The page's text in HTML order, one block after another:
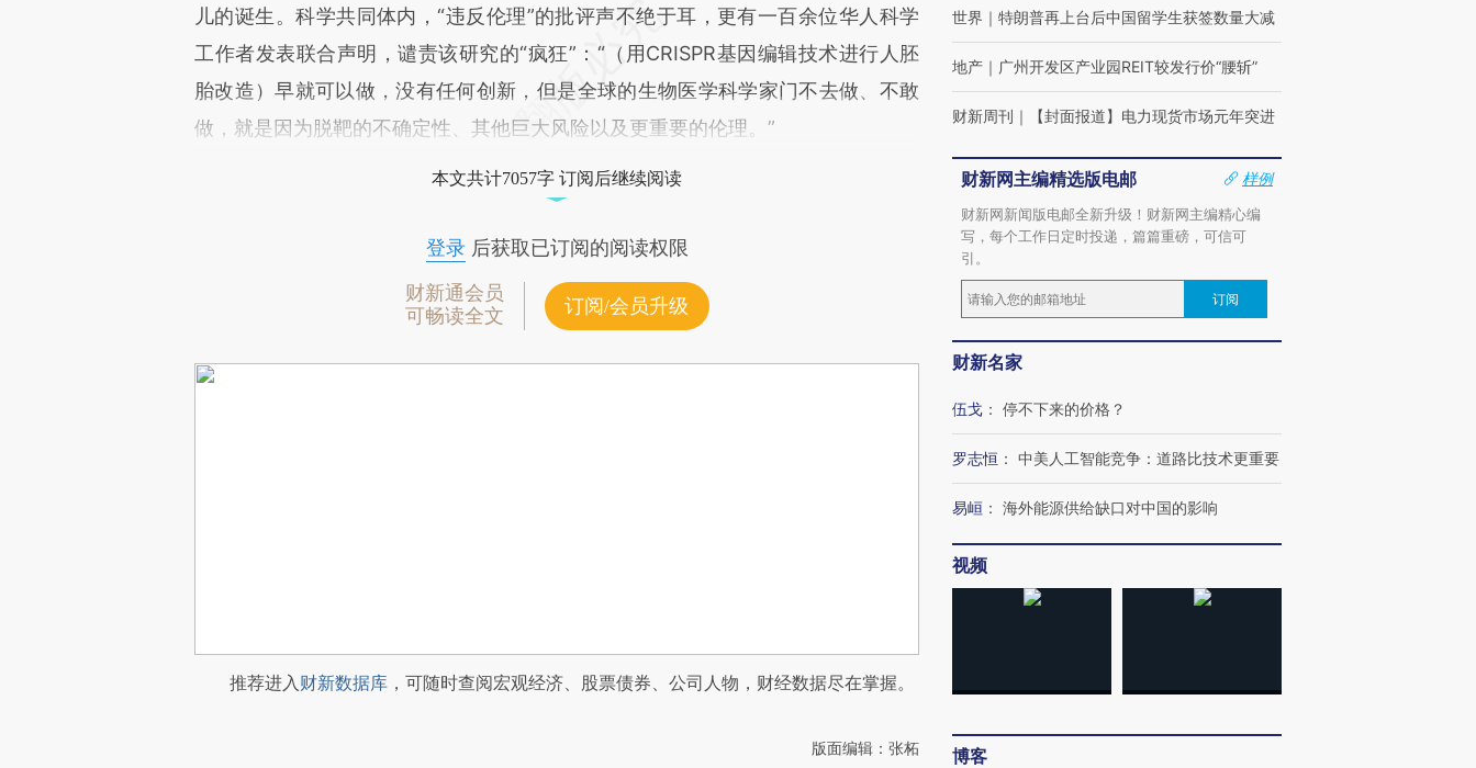
儿的诞生。科学共同体内，“违反伦理”的批评声不绝于耳，更有一百余位华人科学
工作者发表联合声明，谴责该研究的“疯狂”：“（用CRISPR基因编辑技术进行人胚
胎改造）早就可以做，没有任何创新，但是全球的生物医学科学家门不去做、不敢
做，就是因为脱靶的不确定性、其他巨大风险以及更重要的伦理。”
本文共计7057字 订阅后继续阅读
登录后获取已订阅的阅读权限
财新通会员
可畅读全文
订阅/会员升级
推荐进入财新数据库 ，可随时查阅宏观经济、股票债券、公司人物，财经数据尽在掌握。
版面编辑：张柘
世界 ｜ 特朗普再上台后中国留学生获签数量大减
地产 ｜ 广州开发区产业园REIT较发行价“腰斩”
财新周刊 ｜ 【封面报道】电力现货市场元年突进
财新网主编精选版电邮
样例
财新网新闻版电邮全新升级！财新网主编精心编
写，每个工作日定时投递，篇篇重磅，可信可
引。
订阅
财新名家
伍戈 ： 停不下来的价格？
罗志恒 ： 中美人工智能竞争：道路比技术更重要
易峘 ： 海外能源供给缺口对中国的影响
视频
博客